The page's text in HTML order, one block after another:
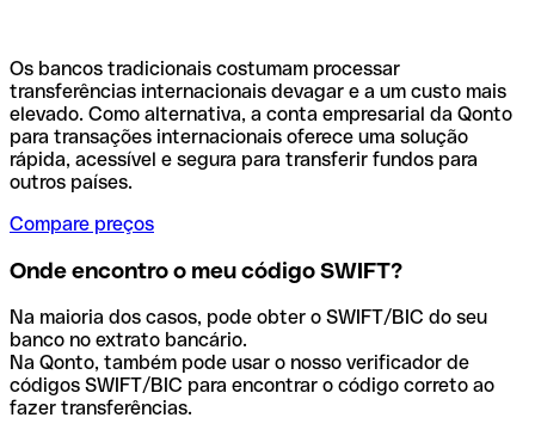
Os bancos tradicionais costumam processar
transferências internacionais devagar e a um custo mais
elevado. Como alternativa, a conta empresarial da Qonto
para transações internacionais oferece uma solução
rápida, acessível e segura para transferir fundos para
outros países.
Compare preços
Onde encontro o meu código SWIFT?
Na maioria dos casos, pode obter o SWIFT/BIC do seu
banco no extrato bancário.
Na Qonto, também pode usar o nosso verificador de
códigos SWIFT/BIC para encontrar o código correto ao
fazer transferências.